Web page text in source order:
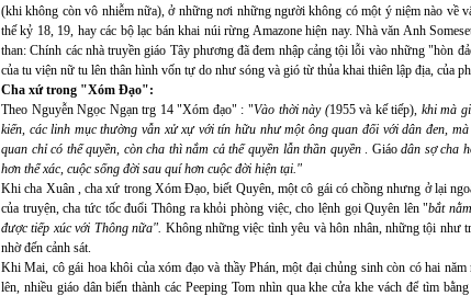
(khi không còn vô nhiễm nữa), ở những nơi những người không có một ý niệm nào về
thế kỷ 18, 19, hay các bộ lạc bán khai núi rừng Amazone hiện nay. Nhà văn Anh
than: Chính các nhà truyền giáo Tây phương đã đem nhập cảng tội lỗi vào những "hòn
của tu viện nữ tu lên thân hình vốn tự do như sóng và gió từ thủa khai thiên lập địa, của
Cha xứ trong "Xóm Đạo":
Theo Nguyễn Ngọc Ngạn trg 14 "Xóm đạo" : "Vào thời này (1955 và kế tiếp), khi mà
kiến, các linh mục thường vẫn xử xự với tín hữu như một ông quan đối với dân đen,
quan chỉ có thế quyền, còn cha thì nắm cả thế quyền lẫn thần quyền. Giáodân sợ cha
hơn thể xác, cuộc sống đời sau quí hơn cuộc đời hiện tại."
Khi cha Xuân , cha xứ trong Xóm Đạo, biết Quyên, một cô gái có chồng nhưng ở lại
của truyện, cha tức tốc đuổi Thông ra khỏi phòng việc, cho lệnh gọi Quyên lên "bắt
được tiếp xúc với Thông nữa". Không những việc tình yêu và hôn nhân, những tội như
nhờ đến cảnh sát.
Khi Mai, cô gái hoa khôi của xóm đạo và thầy Phán, một đại chủng sinh còn có hai
lên, nhiều giáo dân biến thành các Peeping Tom nhìn qua khe cửa khe vách để tìm